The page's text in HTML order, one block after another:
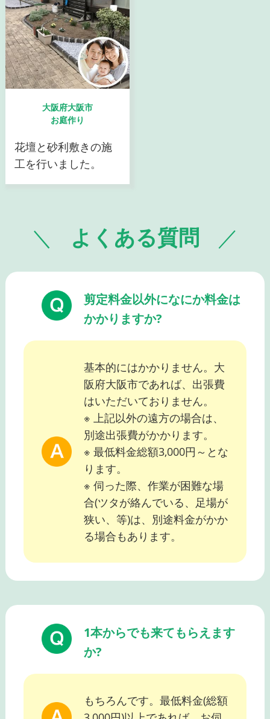
大阪府大阪市
お庭作り
花壇と砂利敷きの施
工を行いました。
よくある質問
剪定料金以外になにか料金は
かかりますか?
基本的にはかかりません。大
阪府大阪市であれば、出張費
はいただいておりません。
※ 上記以外の遠方の場合は、
別途出張費がかかります。
※ 最低料金総額3,000円～とな
ります。
※ 伺った際、作業が困難な場
合(ツタが絡んでいる、足場が
狭い、等)は、別途料金がかか
る場合もあります。
1本からでも来てもらえます
か?
もちろんです。最低料金(総額